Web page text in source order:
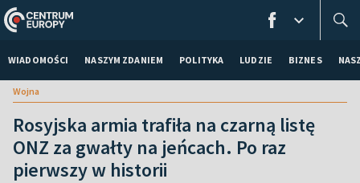
WIADOMOŚCI NASZYM ZDANIEM POLITYKA LUDZIE BIZNES
Wojna
Rosyjska armia trafiła na czarną listę
ONZ za gwałty na jeńcach. Po raz
pierwszy w historii